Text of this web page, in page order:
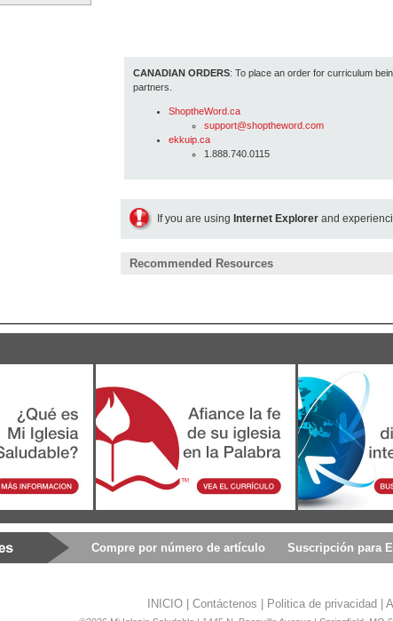
CANADIAN ORDERS: To place an order for curriculum
partners.
ShoptheWord.ca
support@shoptheword.com
ekkuip.ca
1.888.740.0115
If you are using Internet Explorer and
Recommended Resources
Compre por número de artículo Suscripción para
INICIO Contáctenos Politica de privacidad